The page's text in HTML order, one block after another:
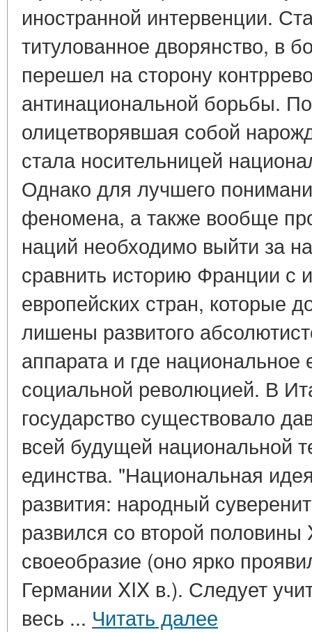
иностранной интервенции.
титулованное дворянство, в
перешел на сторону
антинациональной борьбы.
олицетворявшая собой
стала носительницей
Однако для лучшего
феномена, а также вообще
наций необходимо выйти за
сравнить историю Франции с
европейских стран, которые
лишены развитого
аппарата и где
социальной революцией. В
государство существовало
всей будущей национальной
единства. "Национальная
развития: народный
развился со второй половины
своеобразие (оно ярко
Германии XIX в.). Следует
весь ... Читать далее